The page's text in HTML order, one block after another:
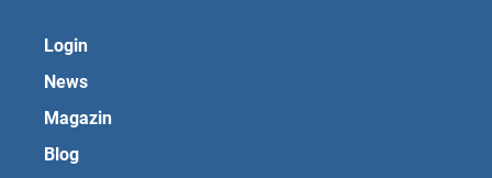
Login
News
Magazin
Blog